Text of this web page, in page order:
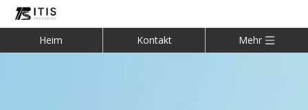
Heim Kontakt Mehr